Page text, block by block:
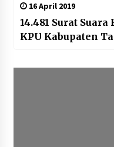
16 April 2019
14.481 Surat
KPU Kabupaten